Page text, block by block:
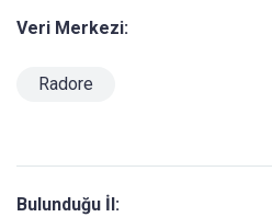
Veri Merkezi:
Radore
Bulunduğu İl: